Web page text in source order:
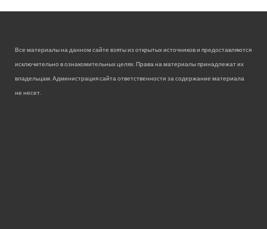
Все материалы на данном сайте взяты из открытых источников и предоставляются
исключительно в ознакомительных целях. Права на материалы принадлежат их
владельцам. Администрация сайта ответственности за содержание материала
не несет.